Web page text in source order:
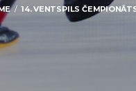
14. VENTSPILS